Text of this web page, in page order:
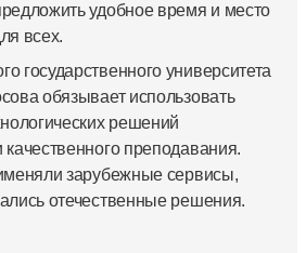
удобное время и место
всех.
государственного университета
обязывает использовать
решений
преподавания.
зарубежные сервисы,
отечественные решения.